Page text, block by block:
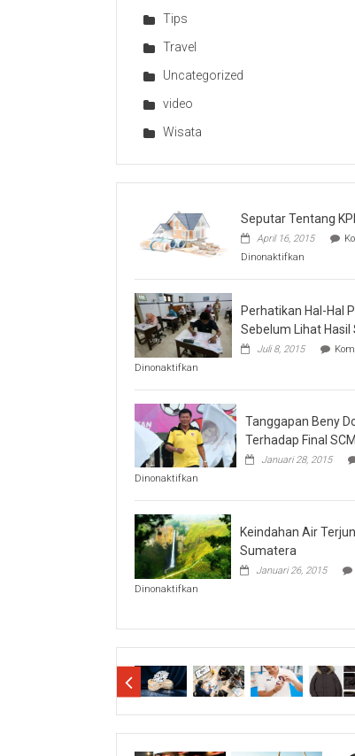
Tips
Travel
Uncategorized
video
Wisata
Seputar Tentang
April 16, 2015
Dinonaktifkan
Tentang
BTN
Perhatikan Hal-Hal
Sebelum Lihat Hasil
Juli 8, 2015
Dinonaktifkan
Hal-
Hal
Penting
Sebelum
Lihat
Hasil
Tanggapan Beny
Terhadap Final
Januari 28, 2015
Dinonaktifkan
Beny
Dollo
Terhadap
Final
SCM
Cup
Keindahan Air
Sumatera
Januari 26, 2015
Dinonaktifkan
Terjun
Sumatera